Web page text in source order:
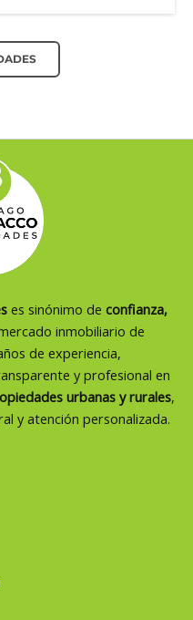
es sinónimo de confianza,
inmobiliario de
de experiencia,
y profesional en
urbanas y rurales,
y atención personalizada.